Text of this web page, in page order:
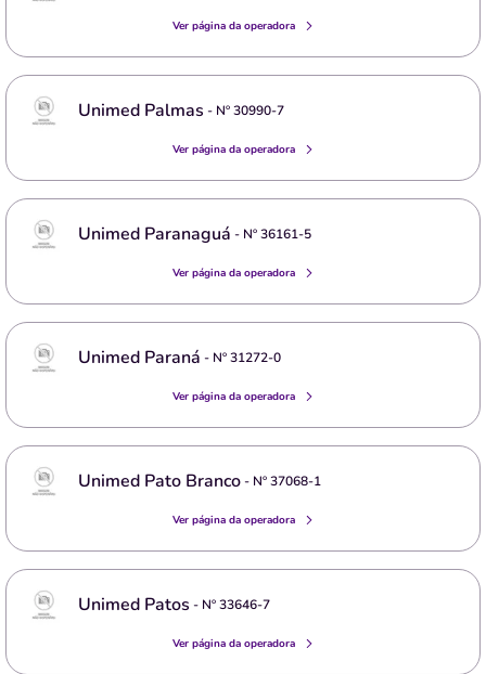
Ver página da operadora
Unimed Palmas - Nº30990-7
Ver página da operadora
Unimed Paranaguá - Nº36161-5
Ver página da operadora
Unimed Paraná - Nº31272-0
Ver página da operadora
Unimed Pato Branco- Nº37068-1
Ver página da operadora
Unimed Patos - Nº33646-7
Ver página da operadora